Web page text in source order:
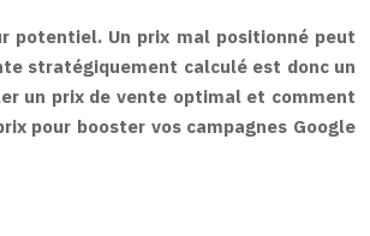
potentiel. Un prix mal positionné peut
stratégiquement calculé est donc un
un prix de vente optimal et comment
pour booster vos campagnes Google